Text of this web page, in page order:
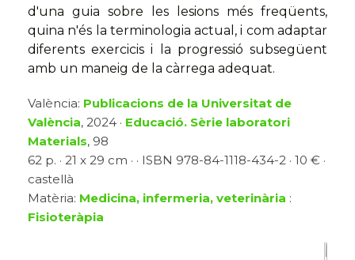
d'una guia sobre les lesions més freqüents,
quina n'és la terminologia actual, i com adaptar
diferents exercicis i la progressió subsegüent
amb un maneig de la càrrega adequat.
València: Publicacions de la Universitat de
València, 2024 · Educació. Sèrie laboratori
Materials, 98
62 p. · 21 x 29 cm · · ISBN 978-84-1118-434-2 · 10 € ·
castellà
Matèria: Medicina, infermeria, veterinària :
Fisioteràpia